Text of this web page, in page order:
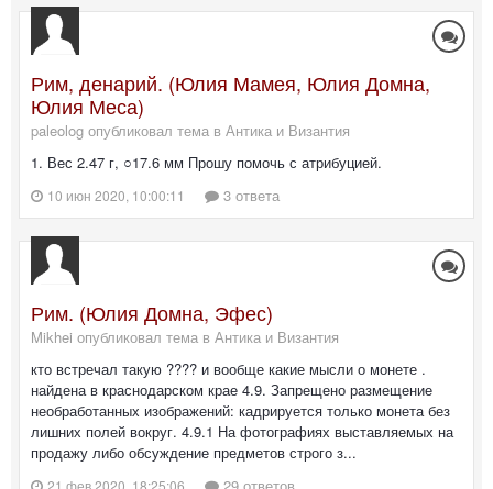
Рим, денарий. (Юлия Мамея, Юлия Домна,
Юлия Меса)
paleolog опубликовал тема в Антика и Византия
1. Вес 2.47 г, ○17.6 мм Прошу помочь с атрибуцией.
10 июн 2020, 10:00:11 3 ответа
Рим. (Юлия Домна, Эфес)
Mikhei опубликовал тема в Антика и Византия
кто встречал такую ???? и вообще какие мысли о монете .
найдена в краснодарском крае 4.9. Запрещено размещение
необработанных изображений: кадрируется только монета без
лишних полей вокруг. 4.9.1 На фотографиях выставляемых на
продажу либо обсуждение предметов строго з...